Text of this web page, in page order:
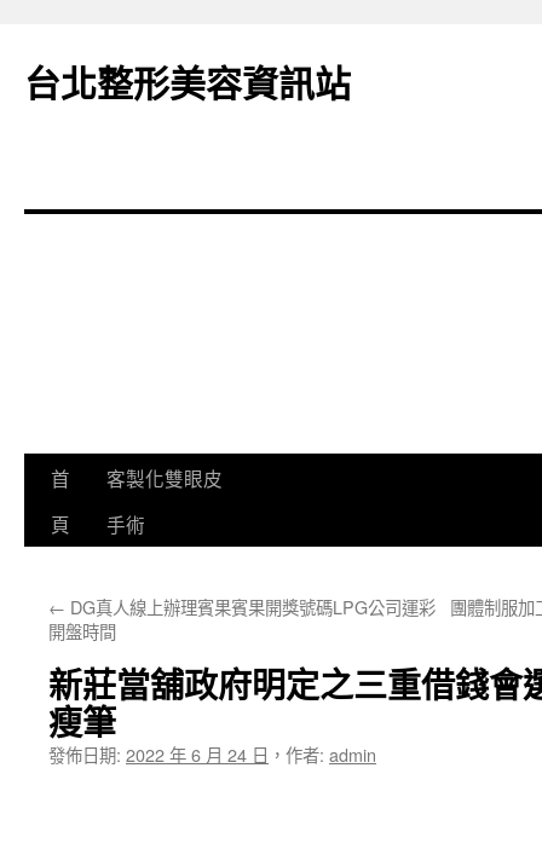
台北整形美容資訊站
跳
要
容
首
頁
客製化雙眼皮
手術
← DG真人線上辦理賓果賓果開獎號碼LPG公司運彩
開盤時間
團體制服加
新莊當舖政府明定之三重借錢會
瘦筆
發佈日期: 2022 年 6 月 24 日 ， 作者: admin